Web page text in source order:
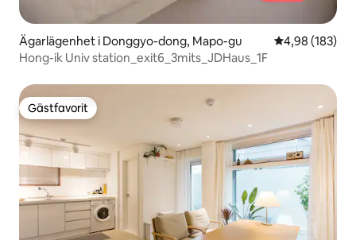
Ägarlägenhet i Donggyo-dong, Mapo-gu 4,98 av 5 i
4,98 (183)
Hong-ik Univ station_exit6_3mits_JDHaus_1F
Gästfavorit
Gästfavorit